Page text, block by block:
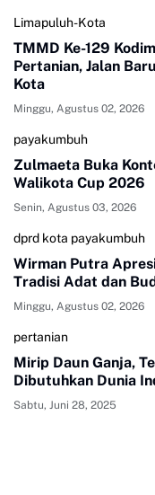
Limapuluh-Kota
TMMD Ke-129
Pertanian, Jalan
Kota
Minggu, Agustus 02, 2026
payakumbuh
Zulmaeta Buka
Walikota Cup 2026
Senin, Agustus 03, 2026
dprd kota payakumbuh
Wirman Putra
Tradisi Adat dan
Minggu, Agustus 02, 2026
pertanian
Mirip Daun Ganja,
Dibutuhkan Dunia
Sabtu, Juni 28, 2025